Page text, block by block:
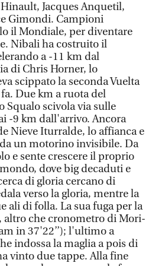
Jacques Anquetil,
Gimondi. Campioni
il Mondiale, per diventare
Nibali ha costruito il
a -11 km dal
di Chris Horner, lo
scippato la seconda Vuelta
Due km a ruota del
Squalo scivola via sulle
-9 km dall'arrivo. Ancora
Nieve Iturralde, lo affianca e
un motorino invisibile. Da
e sente crescere il proprio
dove big decaduti e
di gloria cercano di
verso la gloria, mentre la
ali di folla. La sua fuga per la
che cronometro di Mori-
in 37'22’’); l'ultimo a
indossa la maglia a pois di
vinto due tappe. Alla fine